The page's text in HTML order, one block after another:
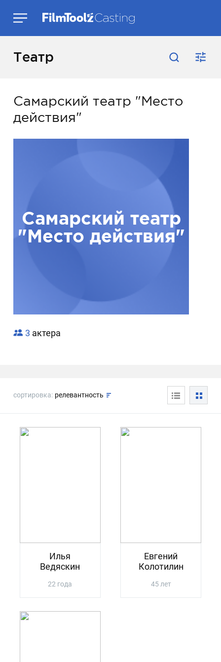
Театр
Самарский театр "Место
действия"
Самарский театр
"Место действия"
3 актера
сортировка: релевантность
Илья
Ведяскин
22 года
Евгений
Колотилин
45 лет